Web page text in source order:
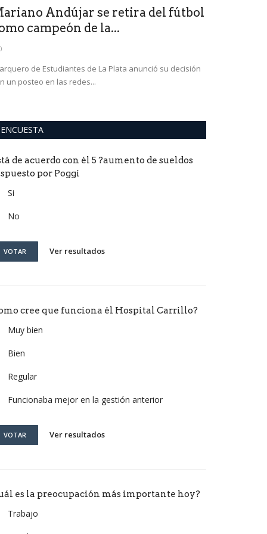
Andújar se retira del fútbol
campeón de la...
de Estudiantes de La Plata anunció su decisión
un posteo en las redes...
ENCUESTA
de acuerdo con él 5 ?aumento de sueldos
por Poggi
Si
No
VOTAR Ver resultados
cree que funciona él Hospital Carrillo?
Muy bien
Bien
Regular
Funcionaba mejor en la gestión anterior
VOTAR Ver resultados
es la preocupación más importante hoy?
Trabajo